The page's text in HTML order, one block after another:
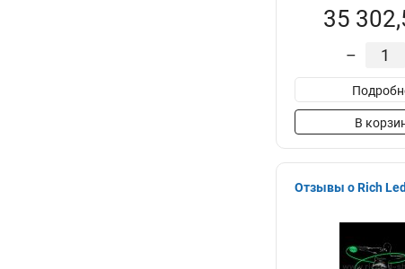
35
–
В
Отзывы о Rich